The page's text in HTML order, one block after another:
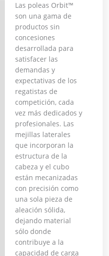
Las poleas Orbit™
son una gama de
productos sin
concesiones
desarrollada para
satisfacer las
demandas y
expectativas de los
regatistas de
competición, cada
vez más dedicados y
profesionales. Las
mejillas laterales
que incorporan la
estructura de la
cabeza y el cubo
están mecanizadas
con precisión como
una sola pieza de
aleación sólida,
dejando material
sólo donde
contribuye a la
capacidad de carga